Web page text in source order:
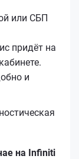
или СБП
придёт на
и
на Infiniti